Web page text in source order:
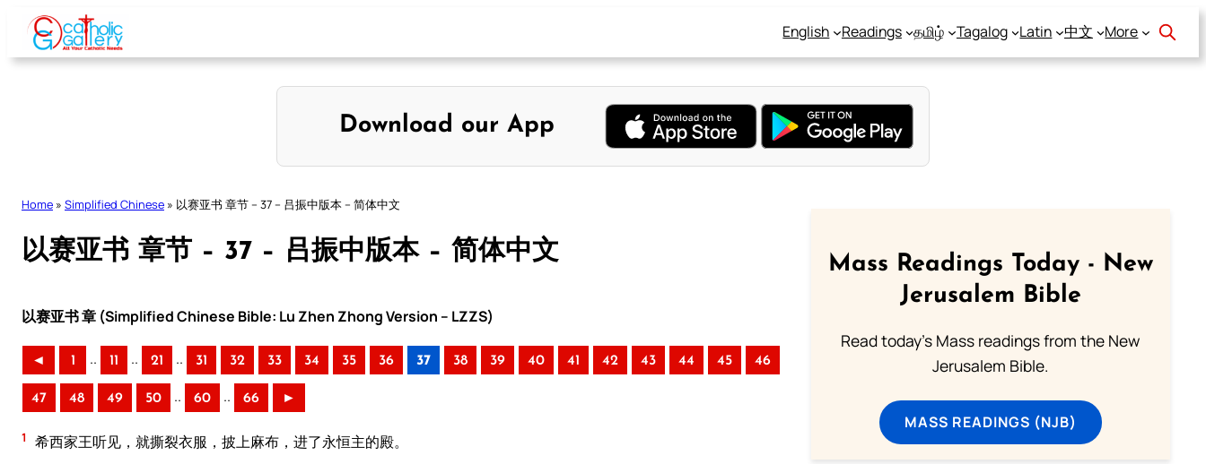
Skip
content
English Readings தமிழ் Tagalog Latin 中文 More
Download our App
Home » Simplified Chinese » 以赛亚书 章节 – 37 – 吕振中版本 – 简体中文
以赛亚书 章节 – 37 – 吕振中版本 – 简体中文
以赛亚书 章 (Simplified Chinese Bible: Lu Zhen Zhong Version – LZZS)
◄ 1 .. 11 .. 21 .. 31 32 33 34 35 36 37 38 39 40 41 42 43 44 45 46
47 48 49 50 .. 60 .. 66 ►
1 希西家王听见，就撕裂衣服，披上麻布，进了永恒主的殿。
Mass Readings Today - New
Jerusalem Bible
Read today's Mass readings from the New
Jerusalem Bible.
MASS READINGS (NJB)